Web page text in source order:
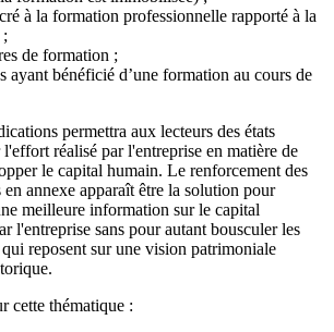
à la formation professionnelle rapporté à la
de formation ;
ayant bénéficié d’une formation au cours de
permettra aux lecteurs des états
réalisé par l'entreprise en matière de
le capital humain. Le renforcement des
annexe apparaît être la solution pour
meilleure information sur le capital
l'entreprise sans pour autant bousculer les
reposent sur une vision patrimoniale
cette thématique :